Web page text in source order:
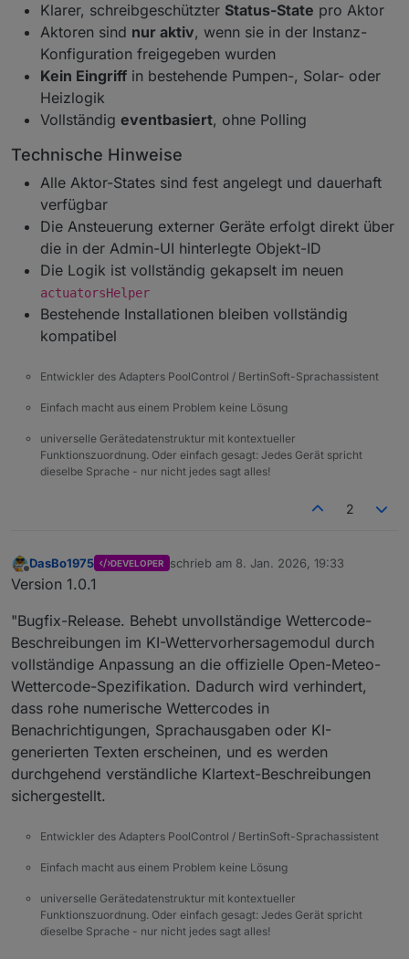
Klarer, schreibgeschützter Status-State pro Aktor
Aktoren sind nur aktiv, wenn sie in der Instanz-
Konfiguration freigegeben wurden
Kein Eingriff in bestehende Pumpen-, Solar- oder
Heizlogik
Vollständig eventbasiert, ohne Polling
Technische Hinweise
Alle Aktor-States sind fest angelegt und dauerhaft
verfügbar
Die Ansteuerung externer Geräte erfolgt direkt über
die in der Admin-UI hinterlegte Objekt-ID
Die Logik ist vollständig gekapselt im neuen
actuatorsHelper
Bestehende Installationen bleiben vollständig
kompatibel
Entwickler des Adapters PoolControl / BertinSoft-Sprachassistent
Einfach macht aus einem Problem keine Lösung
universelle Gerätedatenstruktur mit kontextueller
Funktionszuordnung. Oder einfach gesagt: Jedes Gerät spricht
dieselbe Sprache - nur nicht jedes sagt alles!
2
Offline
DasBo1975 DEVELOPER schrieb am 8. Jan. 2026, 19:33
zuletzt editiert von
Version 1.0.1
"Bugfix-Release. Behebt unvollständige Wettercode-
Beschreibungen im KI-Wettervorhersagemodul durch
vollständige Anpassung an die offizielle Open-Meteo-
Wettercode-Spezifikation. Dadurch wird verhindert,
dass rohe numerische Wettercodes in
Benachrichtigungen, Sprachausgaben oder KI-
generierten Texten erscheinen, und es werden
durchgehend verständliche Klartext-Beschreibungen
sichergestellt.
Entwickler des Adapters PoolControl / BertinSoft-Sprachassistent
Einfach macht aus einem Problem keine Lösung
universelle Gerätedatenstruktur mit kontextueller
Funktionszuordnung. Oder einfach gesagt: Jedes Gerät spricht
dieselbe Sprache - nur nicht jedes sagt alles!